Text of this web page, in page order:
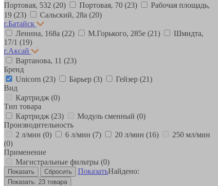
Портовая, 532 (20) Портовая, 70 (23)
Рабочая площадь,
19 (23) Сальский, 28a (20)
г.Батайск
Ленина, 168а (22) М.Горького, 285е (21)
Шмидта,
17/1 (19)
г.Аксай
Вартанова, 11 (23)
Бренд
Unicorn (23) Барьер (3) Гейзер (21)
Вид
Картридж (0)
Тип товара
Картридж (23) Модуль сменный (0)
Производительность
2 л/мин (0) 6 л/мин (7) 20 л/мин (16)
250 мл/мин
(0)
Применение
Магистральные фильтры (0)
ПоказатьНайдено:
Показать: 23 товара